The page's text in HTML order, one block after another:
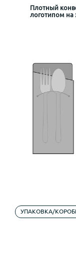
Плотный
логотипом на
УПАКОВКА/